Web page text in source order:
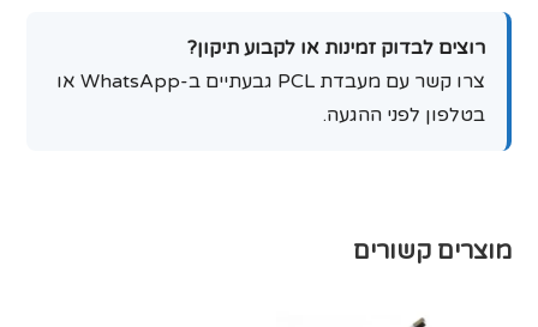
רוצים לבדוק זמינות או לקבוע תיקון?
צרו קשר עם מעבדת PCL גבעתיים ב-WhatsApp או
בטלפון לפני ההגעה.
מוצרים קשורים